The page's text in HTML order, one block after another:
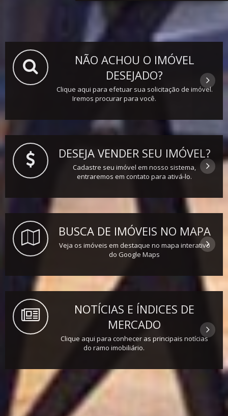
NÃO ACHOU O IMÓVEL
DESEJADO?
Clique aqui para efetuar sua solicitação de imóvel.
Iremos procurar para você.
DESEJA VENDER SEU IMÓVEL?
Cadastre seu imóvel em nosso sistema,
entraremos em contato para ativá-lo.
BUSCA DE IMÓVEIS NO MAPA
Veja os imóveis em destaque no mapa interativo
do Google Maps
NOTÍCIAS E ÍNDICES DE
MERCADO
Clique aqui para conhecer as principais notícias
do ramo imobiliário.